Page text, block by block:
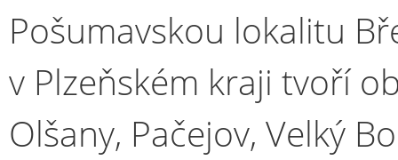
Pošumavskou lokalitu
v Plzeňském kraji tvoří
Olšany, Pačejov, Velký